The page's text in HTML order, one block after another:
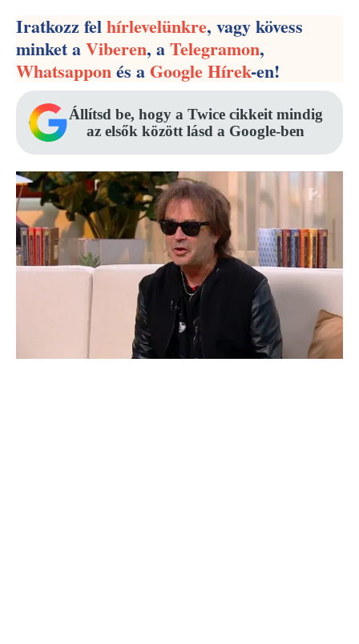
Iratkozz felhírlevelünkre, vagy kövess
minket aViberen, aTelegramon,
Whatsapponés aGoogle Hírek-en!
Állítsd be, hogy a Twice cikkeit mindig
az elsők között lásd a Google-ben